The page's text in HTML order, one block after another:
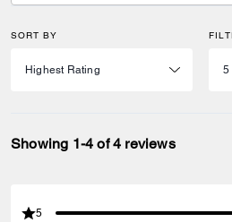
SORT BY
Showing 1-4 of 4 reviews
5